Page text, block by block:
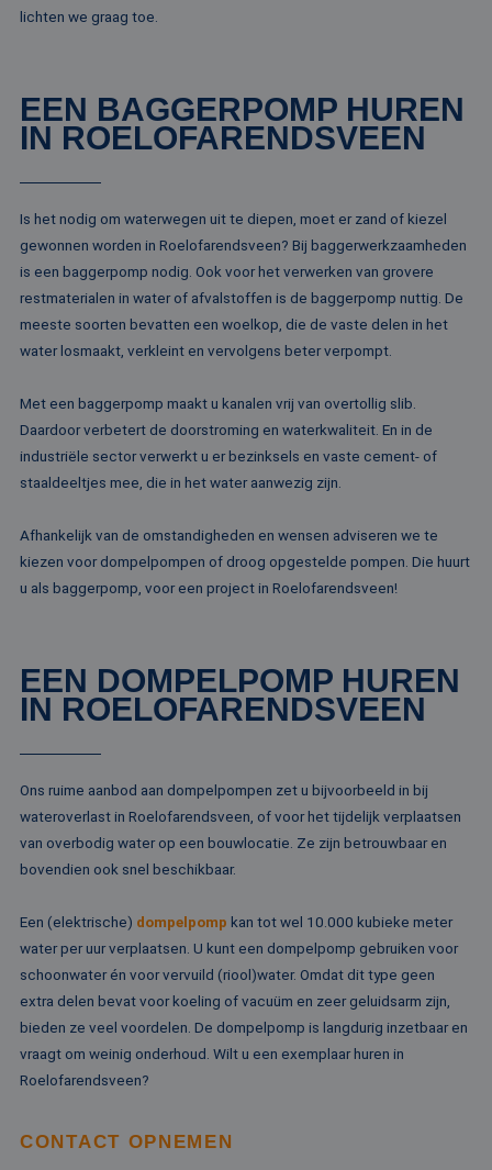
lichten we graag toe.
EEN BAGGERPOMP HUREN
IN ROELOFARENDSVEEN
Is het nodig om waterwegen uit te diepen, moet er zand of kiezel
gewonnen worden in Roelofarendsveen? Bij baggerwerkzaamheden
is een baggerpomp nodig. Ook voor het verwerken van grovere
restmaterialen in water of afvalstoffen is de baggerpomp nuttig. De
meeste soorten bevatten een woelkop, die de vaste delen in het
water losmaakt, verkleint en vervolgens beter verpompt.
Met een baggerpomp maakt u kanalen vrij van overtollig slib.
Daardoor verbetert de doorstroming en waterkwaliteit. En in de
industriële sector verwerkt u er bezinksels en vaste cement- of
staaldeeltjes mee, die in het water aanwezig zijn.
Afhankelijk van de omstandigheden en wensen adviseren we te
kiezen voor dompelpompen of droog opgestelde pompen. Die huurt
u als baggerpomp, voor een project in Roelofarendsveen!
EEN DOMPELPOMP HUREN
IN ROELOFARENDSVEEN
Ons ruime aanbod aan dompelpompen zet u bijvoorbeeld in bij
wateroverlast in Roelofarendsveen, of voor het tijdelijk verplaatsen
van overbodig water op een bouwlocatie. Ze zijn betrouwbaar en
bovendien ook snel beschikbaar.
Een (elektrische) dompelpomp kan tot wel 10.000 kubieke meter
water per uur verplaatsen. U kunt een dompelpomp gebruiken voor
schoonwater én voor vervuild (riool)water. Omdat dit type geen
extra delen bevat voor koeling of vacuüm en zeer geluidsarm zijn,
bieden ze veel voordelen. De dompelpomp is langdurig inzetbaar en
vraagt om weinig onderhoud. Wilt u een exemplaar huren in
Roelofarendsveen?
CONTACT OPNEMEN